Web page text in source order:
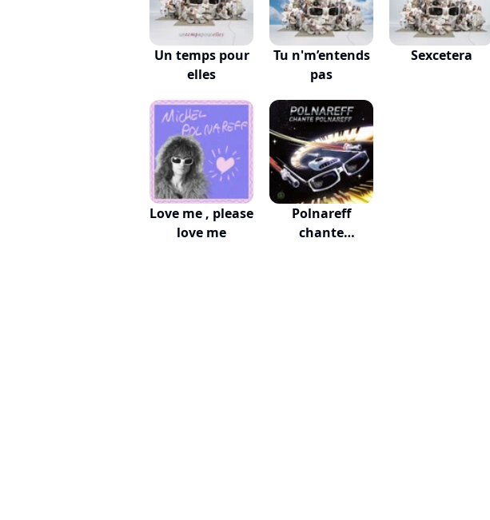
Un temps pour
elles
Tu n'm’entends
pas
Sexcetera
Love me , please
love me
Polnareff
chante